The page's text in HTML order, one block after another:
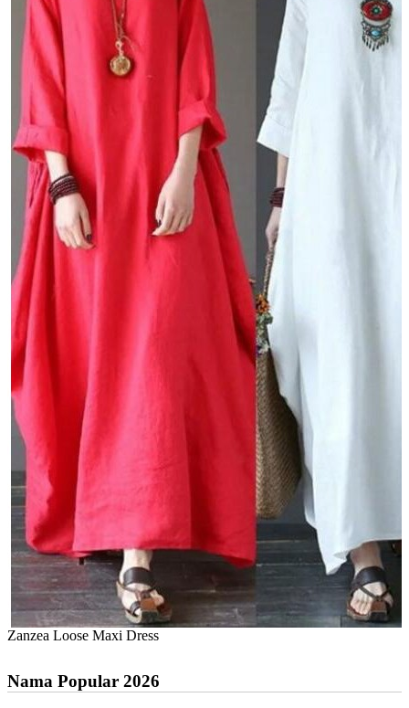
Zanzea Loose Maxi Dress
Nama Popular 2026